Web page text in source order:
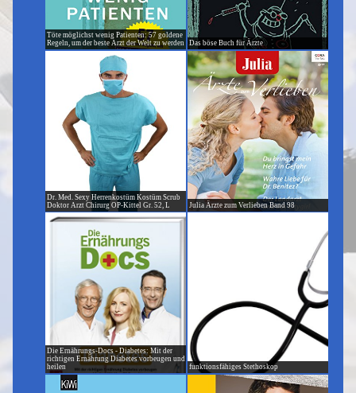
Töte möglichst wenig Patienten: 57 goldene
Regeln, um der beste Arzt der Welt zu werden
Das böse Buch für Ärzte
Dr. Med. Sexy Herrenkostüm Kostüm Scrub
Doktor Arzt Chirurg OP-Kittel Gr. 52, L
Julia Ärzte zum Verlieben Band 98
Die Ernährungs-Docs - Diabetes: Mit der
richtigen Ernährung Diabetes vorbeugen und
heilen
funktionsfähiges Stethoskop